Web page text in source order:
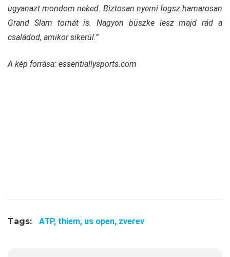
ugyanazt mondom neked. Biztosan nyerni fogsz hamarosan
Grand Slam tornát is. Nagyon büszke lesz majd rád a
családod, amikor sikerül.”
A kép forrása: essentiallysports.com
Tags: ATP, thiem, us open, zverev